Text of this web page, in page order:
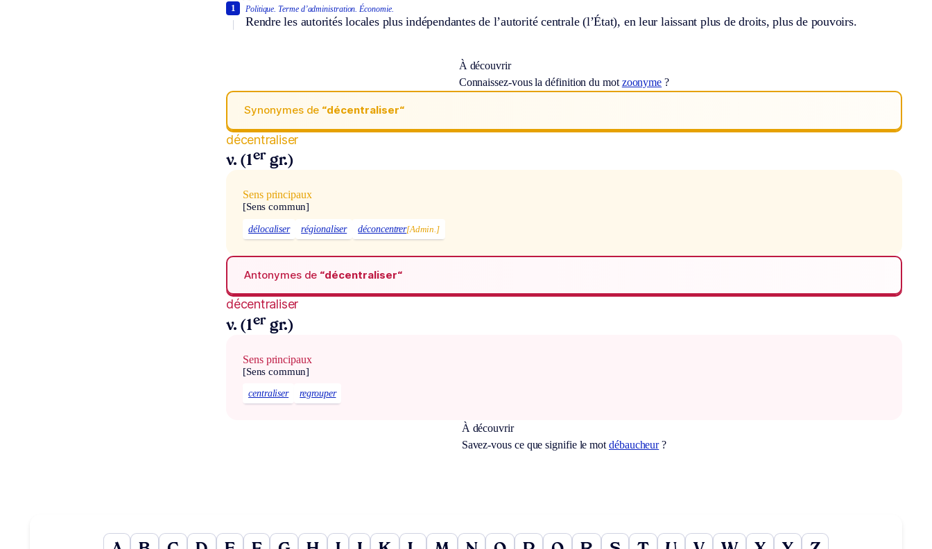
Politique. Terme d’administration. Économie.
Rendre les autorités locales plus indépendantes de l’autorité centrale (l’État), en leur laissant plus de droits, plus de pouvoirs.
1
À découvrir
Connaissez-vous la définition du mot zoonyme ?
Synonymes de “décentraliser“
décentraliser
v. (1er gr.)
Sens principaux
[Sens commun]
délocaliser régionaliser déconcentrer[Admin.]
Antonymes de “décentraliser“
décentraliser
v. (1er gr.)
Sens principaux
[Sens commun]
centraliser regrouper
À découvrir
Savez-vous ce que signifie le motdébaucheur?